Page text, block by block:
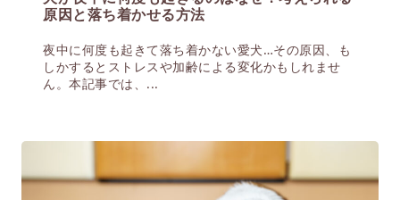
原因と落ち着かせる方法
夜中に何度も起きて落ち着かない愛犬…その原因、も
しかするとストレスや加齢による変化かもしれませ
ん。本記事では、...